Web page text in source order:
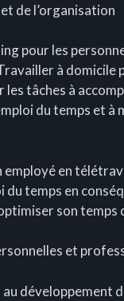
de l’organisation
pour les
à
tâches à
du temps et à
employé en
temps en
son
et
développement